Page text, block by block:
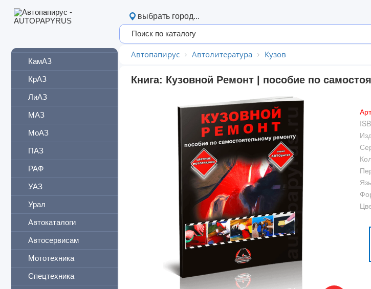
Богдан
КамАЗ
КрАЗ
ЛиАЗ
МАЗ
МоАЗ
ПАЗ
РАФ
УАЗ
Урал
Автокаталоги
Автосервисам
Мототехника
Спецтехника
выбрать город...
Автопапирус Автолитература Кузов
Книга: Кузовной Ремонт | пособие по